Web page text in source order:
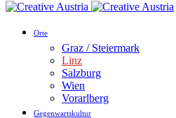
Orte
Graz / Steiermark
Linz
Salzburg
Wien
Vorarlberg
Gegenwartskultur